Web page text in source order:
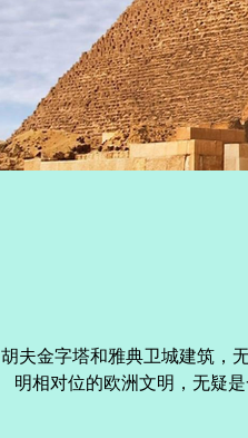
胡夫金字塔和雅典卫城建筑，
明相对位的欧洲文明，无疑